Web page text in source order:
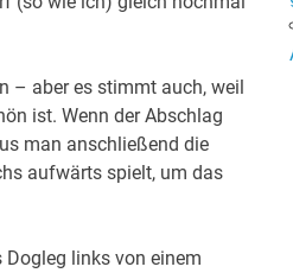
– aber es stimmt auch, weil
ist. Wenn der Abschlag
man anschließend die
aufwärts spielt, um das
links von einem